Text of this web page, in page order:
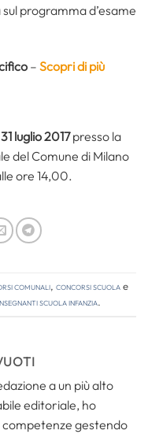
programma d’esame
– Scopri di più
31 luglio 2017presso la
del Comune di Milano
ore 14,00.
comunali, Concorsi Scuolae
scuola infanzia.
a un più alto
editoriale, ho
gestendo